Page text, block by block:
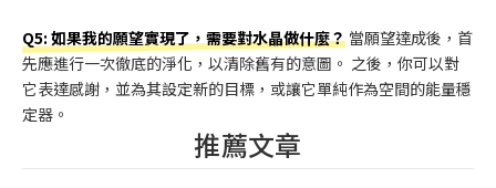
Q5: 如果我的願望實現了，需要對水晶做什麼？ 當願望達成後，首
先應進行一次徹底的淨化，以清除舊有的意圖。 之後，你可以對
它表達感謝，並為其設定新的目標，或讓它單純作為空間的能量穩
定器。
推薦文章